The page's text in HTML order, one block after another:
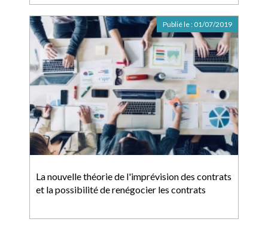
La nouvelle théorie de l'imprévision des contrats
et la possibilité de renégocier les contrats
Publié le : 01/07/2019